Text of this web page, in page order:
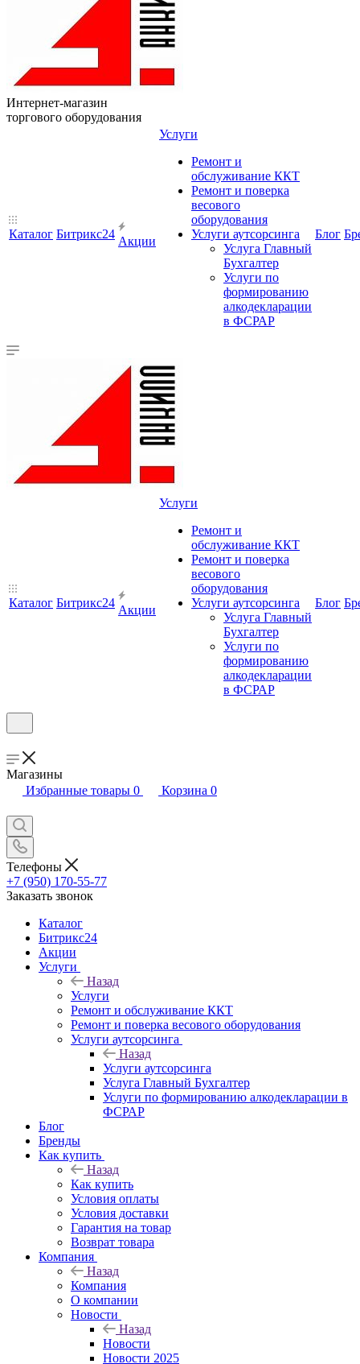
Интернет-магазин
торгового оборудования
Каталог Битрикс24
Акции
Услуги
Ремонт и
обслуживание ККТ
Ремонт и поверка
весового
оборудования
Услуги аутсорсинга
Услуга Главный
Бухгалтер
Услуги по
формированию
алкодекларации
в ФСРАР
Блог
Каталог Битрикс24
Акции
Услуги
Ремонт и
обслуживание ККТ
Ремонт и поверка
весового
оборудования
Услуги аутсорсинга
Услуга Главный
Бухгалтер
Услуги по
формированию
алкодекларации
в ФСРАР
Блог
Магазины
Избранные товары 0 Корзина 0
Телефоны
+7 (950) 170-55-77
Заказать звонок
Каталог
Битрикс24
Акции
Услуги
Назад
Услуги
Ремонт и обслуживание ККТ
Ремонт и поверка весового оборудования
Услуги аутсорсинга
Назад
Услуги аутсорсинга
Услуга Главный Бухгалтер
Услуги по формированию алкодекларации в
ФСРАР
Блог
Бренды
Как купить
Назад
Как купить
Условия оплаты
Условия доставки
Гарантия на товар
Возврат товара
Компания
Назад
Компания
О компании
Новости
Назад
Новости
Новости 2025